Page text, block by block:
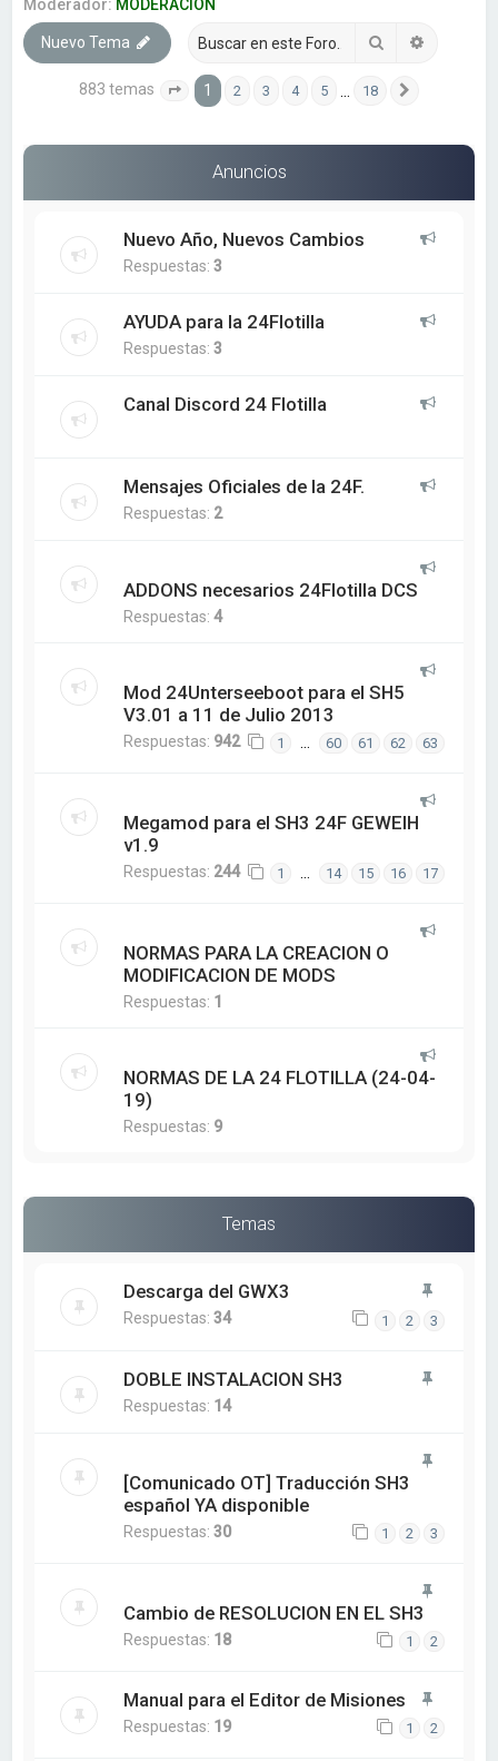
Moderador: MODERACION
Nuevo Tema Buscar
883 temas Página 1de 18
1 2 3 4 5 18
Anuncios
Nuevo Año, Nuevos Cambios
Respuestas:3
AYUDA para la 24Flotilla
Respuestas:3
Canal Discord 24 Flotilla
Mensajes Oficiales de la 24F.
Respuestas: 2
ADDONS necesarios 24Flotilla DCS
Respuestas:4
Mod 24Unterseeboot para el SH5
V3.01 a 11 de Julio 2013
Respuestas: 942 1 … 60 61 62 63
Megamod para el SH3 24F GEWEIH
v1.9
Respuestas: 244 1 … 14 15 16 17
NORMAS PARA LA CREACION O
MODIFICACION DE MODS
Respuestas: 1
NORMAS DE LA 24 FLOTILLA (24-04-
19)
Respuestas: 9
Temas
Descarga del GWX3
Respuestas:34 1 2 3
DOBLE INSTALACION SH3
Respuestas: 14
[Comunicado OT] Traducción SH3
español YA disponible
Respuestas:30 1 2 3
Cambio de RESOLUCION EN EL SH3
Respuestas: 18 1 2
Manual para el Editor de Misiones
Respuestas: 19 1 2